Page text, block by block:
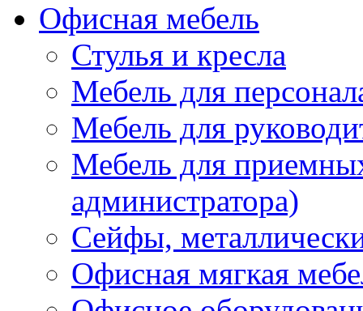
Офисная мебель
Стулья и кресла
Мебель для
Мебель для
Мебель для
администратора)
Сейфы,
Офисная мягкая